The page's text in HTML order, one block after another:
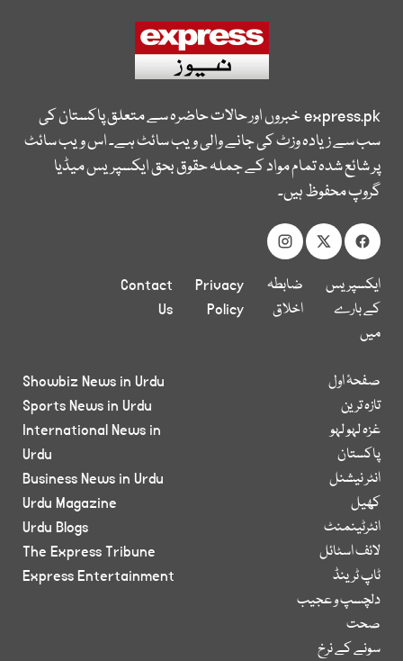
express.pkخبروں اور حالات حاضرہ سے متعلق پاکستان کی
سب سے زیادہ وزٹ کی جانے والی ویب سائٹ ہے۔ اس ویب سائٹ
پر شائع شدہ تمام مواد کے جملہ حقوق بحق ایکسپریس میڈیا
گروپ محفوظ ہیں۔
ایکسپریس
کے بارے
میں
ضابطہ
اخلاق
Privacy
Policy
Contact
Us
صفحۂ اول
تازہ ترین
غزہ لہو لہو
پاکستان
انٹر نیشنل
کھیل
انٹرٹینمنٹ
لائف اسٹائل
ٹاپ ٹرینڈ
دلچسپ و عجیب
صحت
سونے کے نرخ
Showbiz News in Urdu
Sports News in Urdu
International News in
Urdu
Business News in Urdu
Urdu Magazine
Urdu Blogs
The Express Tribune
Express Entertainment